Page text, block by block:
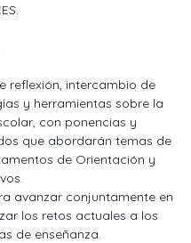
reflexión, intercambio de
y herramientas sobre la
con ponencias y
que abordarán temas de
de Orientación y
avanzar conjuntamente en
los retos actuales a los
de enseñanza.